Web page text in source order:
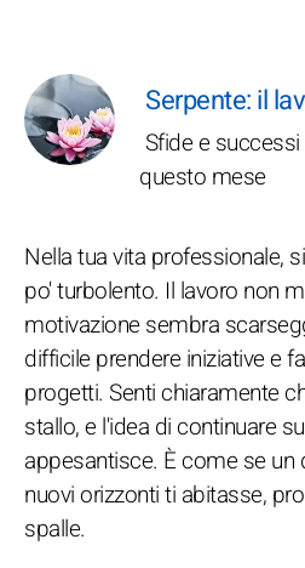
Serpente: il
Sfide e
questo mese
Nella tua vita professionale,
po' turbolento. Il lavoro non
motivazione sembra
difficile prendere iniziative e
progetti. Senti chiaramente
stallo, e l'idea di continuare
appesantisce. È come se un
nuovi orizzonti ti abitasse,
spalle.